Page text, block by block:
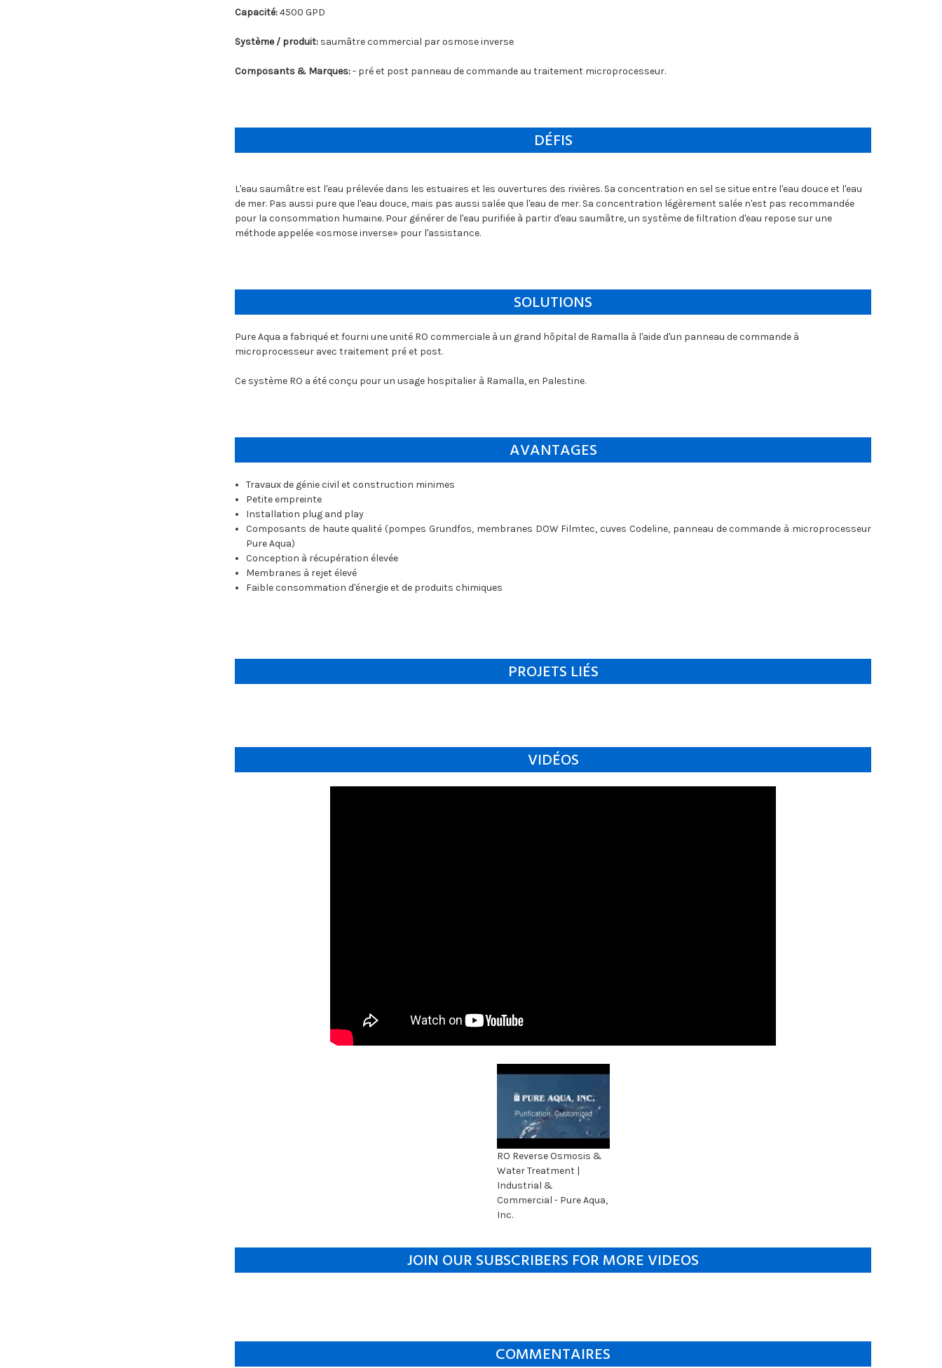
Capacité:4500 GPD
Système / produit: saumâtre commercial par osmose inverse
Composants & Marques:- pré et post panneau de commande au traitement microprocesseur.
DÉFIS
L'eau saumâtre est l'eau prélevée dans les estuaires et les ouvertures des rivières. Sa concentration en sel se situe entre l'eau douce et l'eau
de mer. Pas aussi pure que l'eau douce, mais pas aussi salée que l'eau de mer. Sa concentration légèrement salée n'est pas recommandée
pour la consommation humaine. Pour générer de l'eau purifiée à partir d'eau saumâtre, un système de filtration d'eau repose sur une
méthode appelée «osmose inverse» pour l'assistance.
SOLUTIONS
Pure Aqua a fabriqué et fourni une unité RO commerciale à un grand hôpital de Ramalla à l'aide d'un panneau de commande à
microprocesseur avec traitement pré et post.
Ce système RO a été conçu pour un usage hospitalier à Ramalla, en Palestine.
AVANTAGES
Travaux de génie civil et construction minimes
Petite empreinte
Installation plug and play
Composants de haute qualité (pompes Grundfos, membranes DOW Filmtec, cuves Codeline, panneau de commande à microprocesseur
Pure Aqua)
Conception à récupération élevée
Membranes à rejet élevé
Faible consommation d'énergie et de produits chimiques
PROJETS LIÉS
VIDÉOS
RO Reverse Osmosis &
Water Treatment |
Industrial &
Commercial - Pure Aqua,
Inc.
JOIN OUR SUBSCRIBERS FOR MORE VIDEOS
COMMENTAIRES